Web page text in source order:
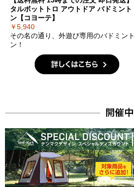
タルボットトロ アウトドア バドミント
ン【コヨーテ】
￥5,940
その名の通り、外遊び専用のバドミント
ン！